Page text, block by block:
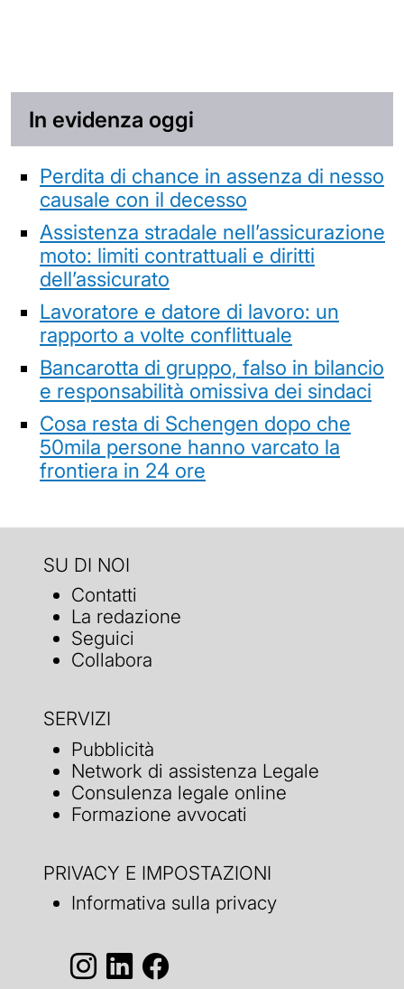
In evidenza oggi
Perdita di chance in assenza di nesso
causale con il decesso
Assistenza stradale nell’assicurazione
moto: limiti contrattuali e diritti
dell’assicurato
Lavoratore e datore di lavoro: un
rapporto a volte conflittuale
Bancarotta di gruppo, falso in bilancio
e responsabilità omissiva dei sindaci
Cosa resta di Schengen dopo che
50mila persone hanno varcato la
frontiera in 24 ore
SU DI NOI
Contatti
La redazione
Seguici
Collabora
SERVIZI
Pubblicità
Network di assistenza Legale
Consulenza legale online
Formazione avvocati
PRIVACY E IMPOSTAZIONI
Informativa sulla privacy